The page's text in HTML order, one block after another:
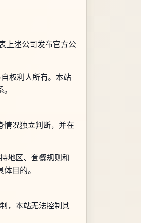
上述公司发布官方公
权利人所有。本站
情况独立判断，并在
地区、套餐规则和
目的。
，本站无法控制其